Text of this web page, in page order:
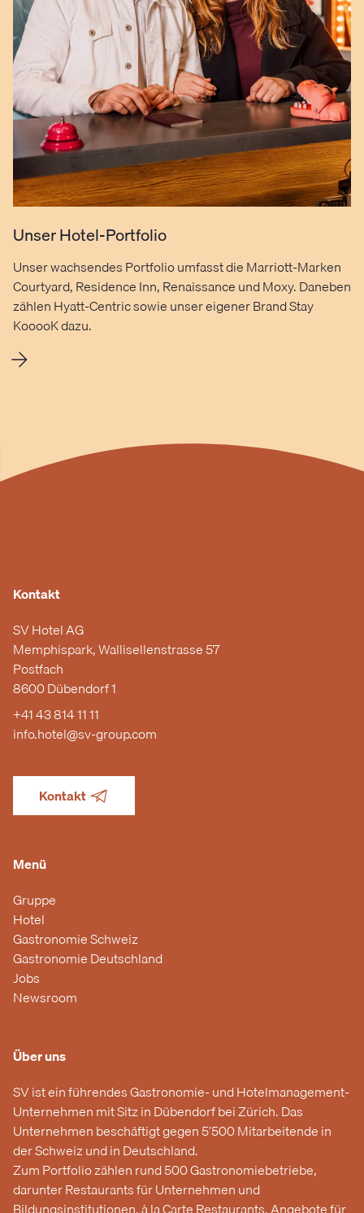
Unser Hotel-Portfolio
Unser wachsendes Portfolio umfasst die Marriott-Marken
Courtyard, Residence Inn, Renaissance und Moxy. Daneben
zählen Hyatt-Centric sowie unser eigener Brand Stay
KooooK dazu.
Kontakt
SV Hotel AG
Memphispark, Wallisellenstrasse 57
Postfach
8600 Dübendorf 1
+41 43 814 11 11
info.hotel@sv-group.com
Kontakt
Menü
Gruppe
Hotel
Gastronomie Schweiz
Gastronomie Deutschland
Jobs
Newsroom
Über uns
SV ist ein führendes Gastronomie- und Hotelmanagement-
Unternehmen mit Sitz in Dübendorf bei Zürich. Das
Unternehmen beschäftigt gegen 5’500 Mitarbeitende in
der Schweiz und in Deutschland.
Zum Portfolio zählen rund 500 Gastronomiebetriebe,
darunter Restaurants für Unternehmen und
Bildungsinstitutionen, à la Carte Restaurants, Angebote für